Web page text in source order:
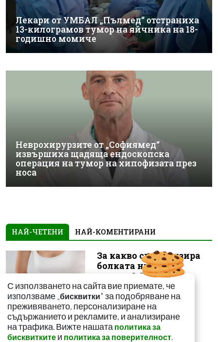
Лекари от УМБАЛ „Пълмед“ отстраниха
13-килограмов тумор на яйчника на 18-
годишно момиче
Неврохирурзите от „Софиямед“
извършиха щадяща ендоскопска
операция на тумор на хипофизата през
носа
НАЙ-ЧЕТЕНИ НАЙ-КОМЕНТИРАНИ
За какво сигнализира
болката ниско в
корема? Опасна ли е
С използването на сайта вие приемате, че
използваме „бисквитки" за подобряване на
преживяването, персонализиране на
съдържанието и рекламите, и анализиране
на трафика. Вижте нашата политика за
бисквитките и политика за поверителност.